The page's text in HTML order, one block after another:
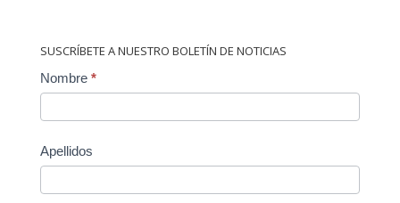
SUSCRÍBETE A NUESTRO BOLETÍN DE NOTICIAS
Contact
Nombre *
Apellidos